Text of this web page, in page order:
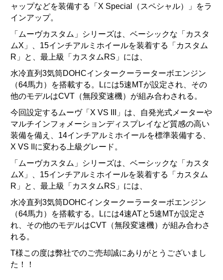
ャップなどを装備する「X Special（スペシャル）」をラ
インアップ。
「ムーヴカスタム」シリーズは、ベーシックな「カスタ
ムX」、15インチアルミホイールを装着する「カスタム
R」と、最上級「カスタムRS」には、
水冷直列3気筒DOHCインタークーラーターボエンジン
（64馬力）を搭載する。Lには5速MTが設定され、その
他のモデルはCVT（無段変速機）が組み合わされる。
今回設定するムーヴ「X VS III」は、自発光式メーターや
マルチインフォメーションディスプレイなど質感の高い
装備を備え、14インチアルミホイールを標準装備する、
X VS IIに変わる上級グレード。
「ムーヴカスタム」シリーズは、ベーシックな「カスタ
ムX」、15インチアルミホイールを装着する「カスタム
R」と、最上級「カスタムRS」には、
水冷直列3気筒DOHCインタークーラーターボエンジン
（64馬力）を搭載する。Lには4速ATと5速MTが設定さ
れ、その他のモデルはCVT（無段変速機）が組み合わさ
れる。
T様この度は弊社でのご売却誠にありがとうございまし
た！！